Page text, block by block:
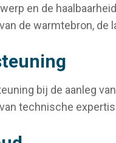
en de
de warmtebron,
bij de aanleg
technische